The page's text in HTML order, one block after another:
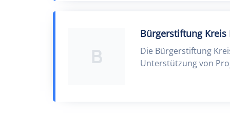
B
Bürgerstiftung Kreis
Die Bürgerstiftung
Unterstützung von